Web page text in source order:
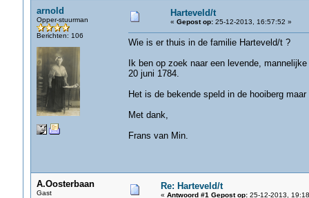
arnold
Opper-stuurman
Berichten: 106
Harteveld/t
« Gepost op:25-12-2013, 16:57:52 »
Wie is er thuis in de familie Harteveld/t ?
Ik ben op zoek naar een levende,
20 juni 1784.
Het is de bekende speld in de hooiberg
Met dank,
Frans van Min.
A.Oosterbaan
Gast
Re: Harteveld/t
« Antwoord #1 Gepost op:25-12-2013,